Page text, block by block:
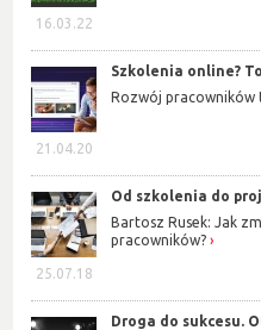
16.03.22
21.04.20
Szkolenia online?
Rozwój pracowników
25.07.18
Od szkolenia do
Bartosz Rusek: Jak
pracowników?
Droga do sukcesu.